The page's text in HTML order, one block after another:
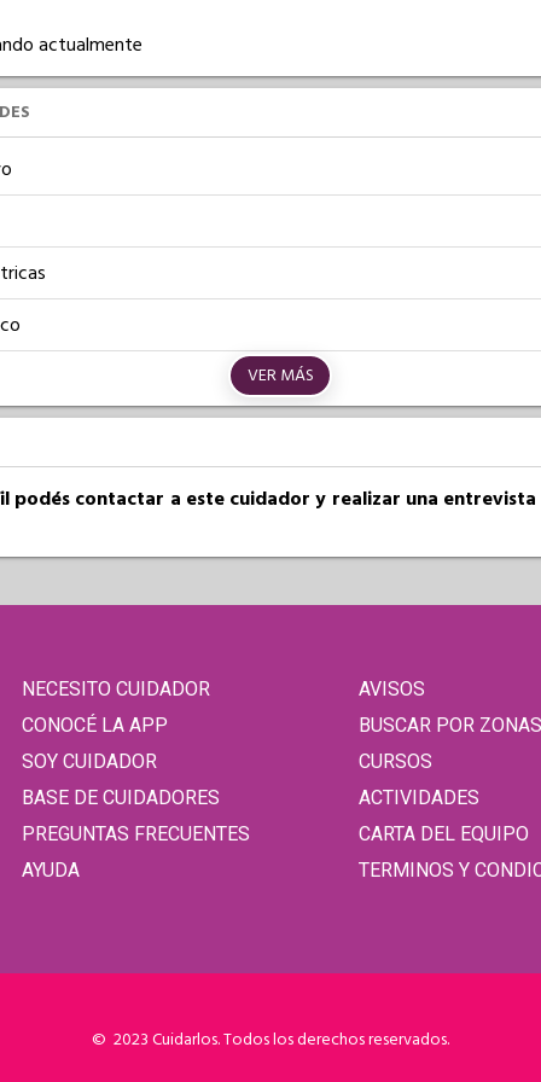
actualmente
VER MÁS
podés contactar a este cuidador y realizar una entrevista
NECESITO CUIDADOR
CONOCÉ LA APP
SOY CUIDADOR
BASE DE CUIDADORES
PREGUNTAS FRECUENTES
AYUDA
AVISOS
BUSCAR POR ZONAS
CURSOS
ACTIVIDADES
CARTA DEL EQUIPO
TERMINOS Y
© 2023 Cuidarlos. Todos los derechos reservados.